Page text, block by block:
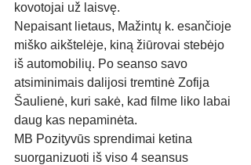
kovotojai už laisvę.
Nepaisant lietaus, Mažintų k. esančioje
miško aikštelėje, kiną žiūrovai stebėjo
iš automobilių. Po seanso savo
atsiminimais dalijosi tremtinė Zofija
Šaulienė, kuri sakė, kad filme liko labai
daug kas nepaminėta.
MB Pozityvūs sprendimai ketina
suorganizuoti iš viso 4 seansus